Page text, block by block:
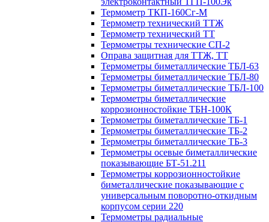
Термометр ТКП-160Сг-М
Термометр технический ТТЖ
Термометр технический ТТ
Термометры технические СП-2
Оправа защитная для ТТЖ, ТТ
Термометры биметаллические ТБЛ-63
Термометры биметаллические ТБЛ-80
Термометры биметаллические ТБЛ-100
Термометры биметаллические
коррозионностойкие ТБН-100К
Термометры биметаллические ТБ-1
Термометры биметаллические ТБ-2
Термометры биметаллические ТБ-3
Термометры осевые биметаллические
показывающие БТ-51.211
Термометры коррозионностойкие
биметаллические показывающие с
универсальным поворотно-откидным
корпусом серии 220
Термометры радиальные